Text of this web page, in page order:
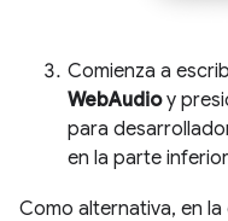
Comienza a
WebAudioy
para
en la parte
Como alternativa, en